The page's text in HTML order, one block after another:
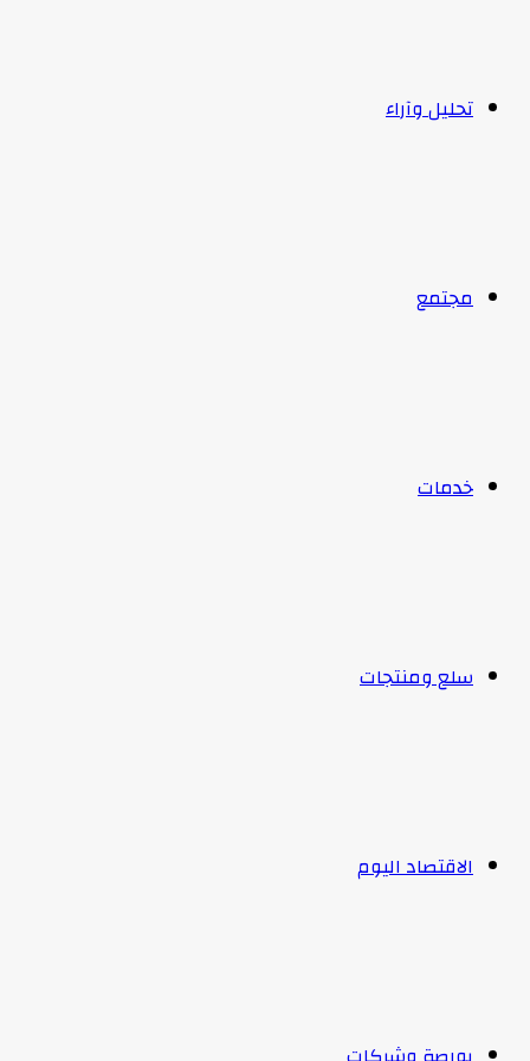
تحليل وآراء
مجتمع
خدمات
سلع ومنتجات
الاقتصاد اليوم